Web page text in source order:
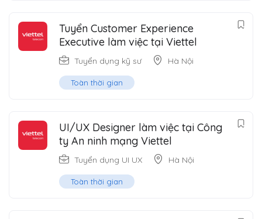
Tuyển Customer Experience
Executive làm việc tại Viettel
Tuyển dụng kỹ sư Hà Nội
Toàn thời gian
UI/UX Designer làm việc tại Công
ty An ninh mạng Viettel
Tuyển dụng UI UX Hà Nội
Toàn thời gian